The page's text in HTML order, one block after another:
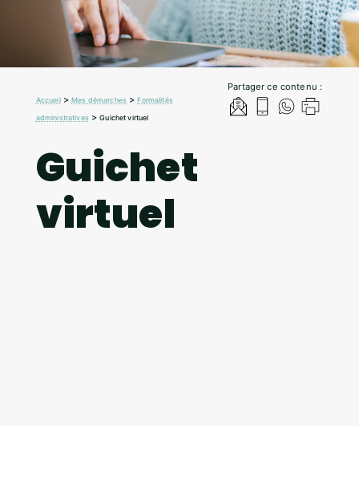
Partager ce contenu :
Accueil>Mes démarches >Formalités
administratives>Guichet virtuel
Guichet
virtuel